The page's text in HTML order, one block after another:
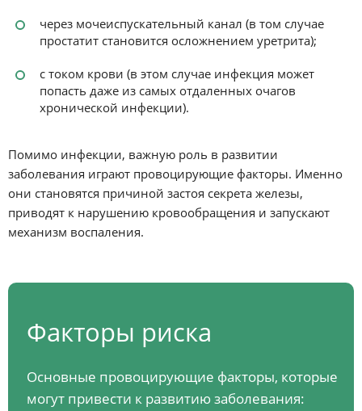
через мочеиспускательный канал (в том случае
простатит становится осложнением уретрита);
с током крови (в этом случае инфекция может
попасть даже из самых отдаленных очагов
хронической инфекции).
Помимо инфекции, важную роль в развитии
заболевания играют провоцирующие факторы. Именно
они становятся причиной застоя секрета железы,
приводят к нарушению кровообращения и запускают
механизм воспаления.
Факторы риска
Основные провоцирующие факторы, которые
могут привести к развитию заболевания: